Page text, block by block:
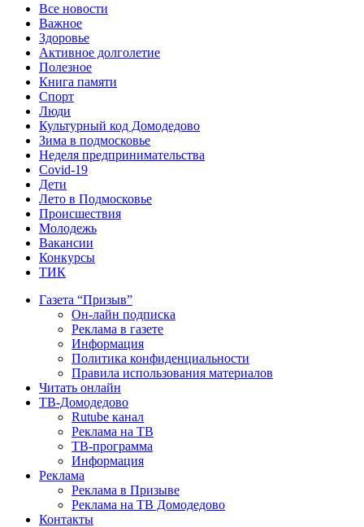
Все новости
Важное
Здоровье
Активное долголетие
Полезное
Книга памяти
Спорт
Люди
Культурный код Домодедово
Зима в подмосковье
Неделя предпринимательства
Covid-19
Дети
Лето в Подмосковье
Происшествия
Молодежь
Вакансии
Конкурсы
ТИК
Газета “Призыв”
Он-лайн подписка
Реклама в газете
Информация
Политика конфиденциальности
Правила использования материалов
Читать онлайн
ТВ-Домодедово
Rutube канал
Реклама на ТВ
ТВ-программа
Информация
Реклама
Реклама в Призыве
Реклама на ТВ Домодедово
Контакты